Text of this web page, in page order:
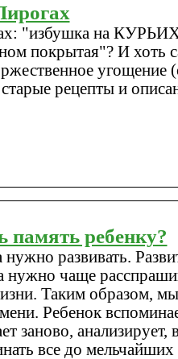
"избушка на
покрытая"? И хоть
угощение
рецепты и
память ребенку?
развивать.
нужно чаще
Таким образом,
Ребенок
заново, анализирует,
все до